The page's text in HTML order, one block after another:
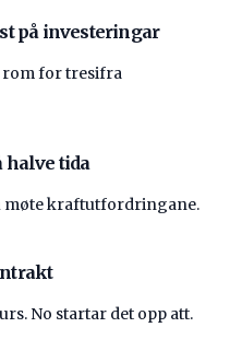
på investeringar
rom for tresifra
halve tida
møte kraftutfordringane.
No startar det opp att.